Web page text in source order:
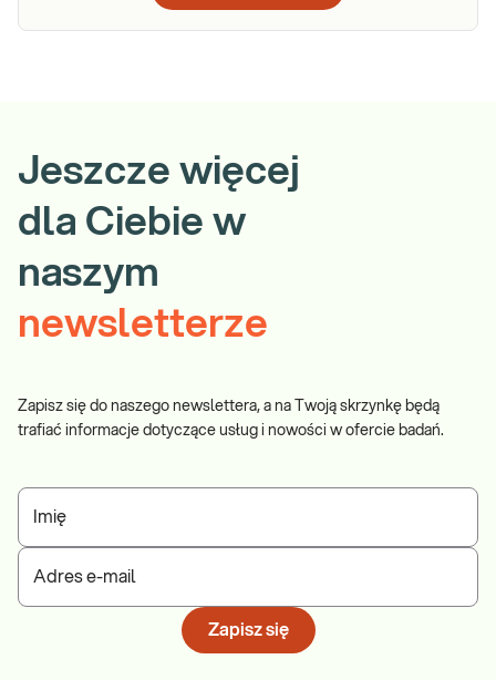
Jeszcze więcej
dla Ciebie w
naszym
newsletterze
Zapisz się do naszego newslettera, a na Twoją skrzynkę będą
trafiać informacje dotyczące usług i nowości w ofercie badań.
Imię
Adres e-mail
Zapisz się